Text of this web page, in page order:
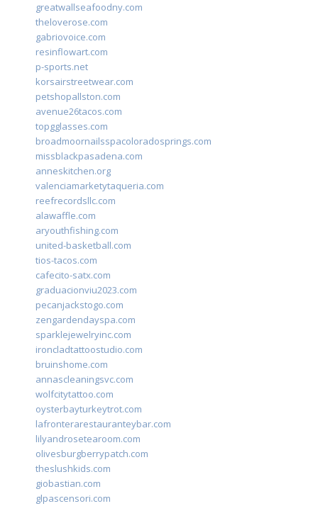
greatwallseafoodny.com
theloverose.com
gabriovoice.com
resinflowart.com
p-sports.net
korsairstreetwear.com
petshopallston.com
avenue26tacos.com
topgglasses.com
broadmoornailsspacoloradosprings.com
missblackpasadena.com
anneskitchen.org
valenciamarketytaqueria.com
reefrecordsllc.com
alawaffle.com
aryouthfishing.com
united-basketball.com
tios-tacos.com
cafecito-satx.com
graduacionviu2023.com
pecanjackstogo.com
zengardendayspa.com
sparklejewelryinc.com
ironcladtattoostudio.com
bruinshome.com
annascleaningsvc.com
wolfcitytattoo.com
oysterbayturkeytrot.com
lafronterarestauranteybar.com
lilyandrosetearoom.com
olivesburgberrypatch.com
theslushkids.com
giobastian.com
glpascensori.com